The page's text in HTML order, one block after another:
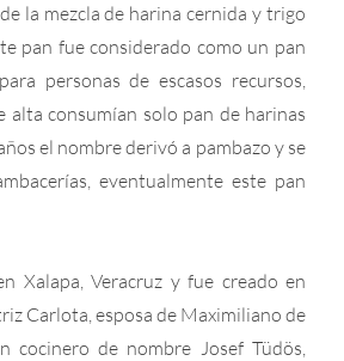
la mezcla de harina cernida y trigo
pan fue considerado como un pan
personas de escasos recursos,
alta consumían solo pan de harinas
el nombre derivó a pambazo y se
eventualmente este pan
Xalapa, Veracruz y fue creado en
Carlota, esposa de Maximiliano de
cocinero de nombre Josef Tüdös,